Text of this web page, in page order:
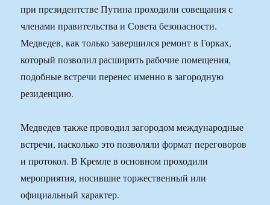
при президентстве Путина проходили совещания с
членами правительства и Совета безопасности.
Медведев, как только завершился ремонт в Горках,
который позволил расширить рабочие помещения,
подобные встречи перенес именно в загородную
резиденцию.
Медведев также проводил загородом международные
встречи, насколько это позволяли формат переговоров
и протокол. В Кремле в основном проходили
мероприятия, носившие торжественный или
официальный характер.